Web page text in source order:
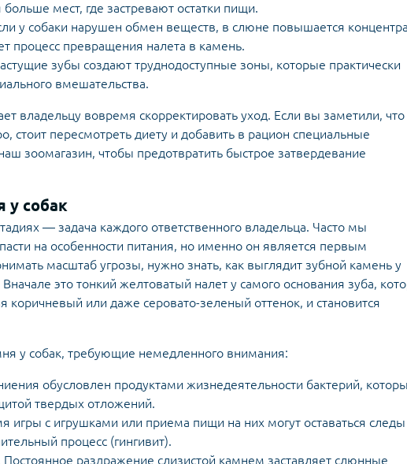
мест, где застревают остатки пищи.
у собаки нарушен обмен веществ, в слюне повышается
процесс превращения налета в камень.
зубы создают труднодоступные зоны, которые практически
вмешательства.
владельцу вовремя скорректировать уход. Если вы заметили, что
стоит пересмотреть диету и добавить в рацион специальные
зоомагазин, чтобы предотвратить быстрое затвердевание
у собак
— задача каждого ответственного владельца. Часто мы
на особенности питания, но именно он является первым
масштаб угрозы, нужно знать, как выглядит зубной камень у
это тонкий желтоватый налет у самого основания зуба,
коричневый или даже серовато-зеленый оттенок, и становится
у собак, требующие немедленного внимания:
обусловлен продуктами жизнедеятельности бактерий,
твердых отложений.
игры с игрушками или приема пищи на них могут оставаться следы
процесс (гингивит).
раздражение слизистой камнем заставляет слюнные